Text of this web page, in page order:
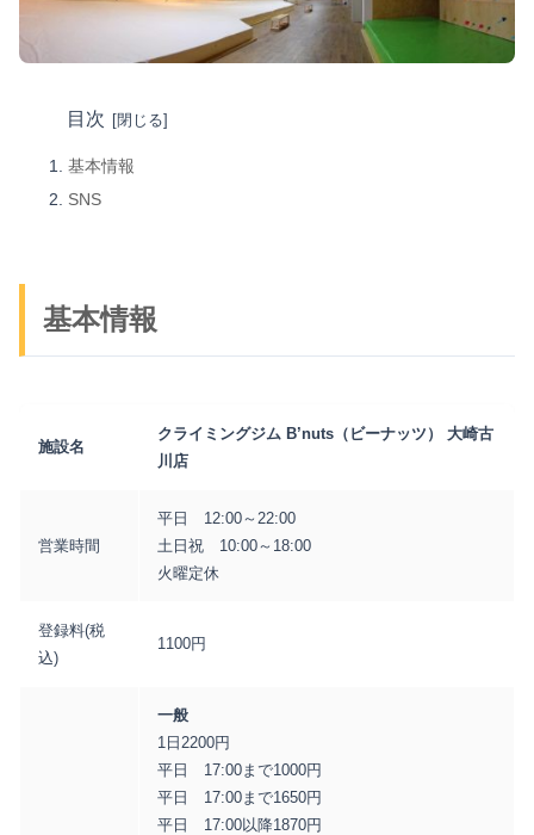
目次
基本情報
SNS
基本情報
施設名
クライミングジム B’nuts（ビーナッツ） 大崎古
川店
営業時間
平日 12:00～22:00
土日祝 10:00～18:00
火曜定休
登録料(税
込)
1100円
一般
1日2200円
平日 17:00まで1000円
平日 17:00まで1650円
平日 17:00以降1870円